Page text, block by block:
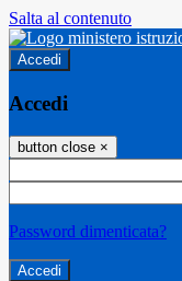
Salta al contenuto
Accedi
Accedi
button close ×
Password dimenticata?